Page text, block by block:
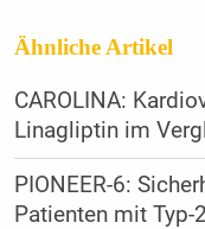
Ähnliche Artikel
CAROLINA:
Linagliptin im
PIONEER-6:
Patienten mit Typ-